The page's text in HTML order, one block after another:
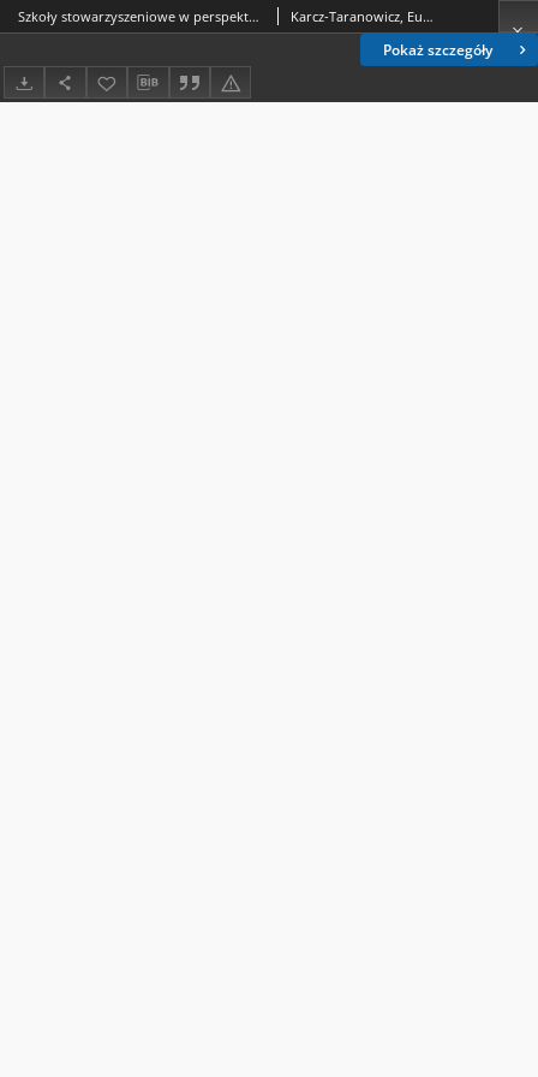
Pokaż szczegóły
Szkoły stowarzyszeniowe w perspektywie lokalnej polityki oświatowej gmin = Schools run by local associations in the perspective of the local education policy Karcz-Taranowicz, Eugenia.